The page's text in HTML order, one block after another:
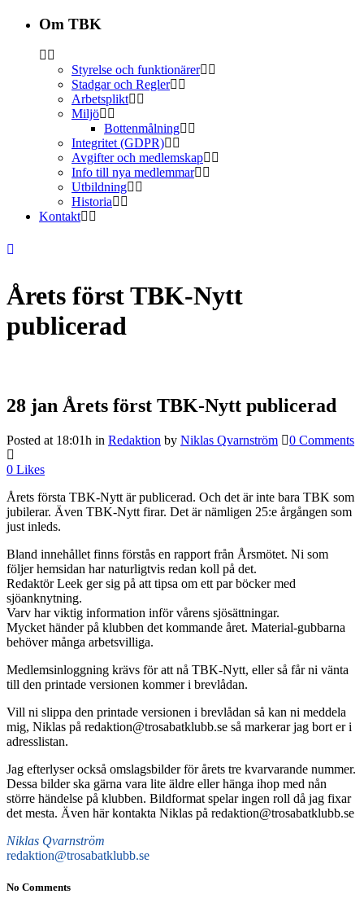
Om TBK
Styrelse och funktionärer
Stadgar och Regler
Arbetsplikt
Miljö
Bottenmålning
Integritet (GDPR)
Avgifter och medlemskap
Info till nya medlemmar
Utbildning
Historia
Kontakt
Årets först TBK-Nytt
publicerad
28 jan Årets först TBK-Nytt publicerad
Posted at 18:01h in Redaktion by Niklas Qvarnström 0 Comments
0 Likes
Årets första TBK-Nytt är publicerad. Och det är inte bara TBK som
jubilerar. Även TBK-Nytt firar. Det är nämligen 25:e årgången som
just inleds.
Bland innehållet finns förstås en rapport från Årsmötet. Ni som
följer hemsidan har naturligtvis redan koll på det.
Redaktör Leek ger sig på att tipsa om ett par böcker med
sjöanknytning.
Varv har viktig information inför vårens sjösättningar.
Mycket händer på klubben det kommande året. Material-gubbarna
behöver många arbetsvilliga.
Medlemsinloggning krävs för att nå TBK-Nytt, eller så får ni vänta
till den printade versionen kommer i brevlådan.
Vill ni slippa den printade versionen i brevlådan så kan ni meddela
mig, Niklas på redaktion@trosabatklubb.se så markerar jag bort er i
adresslistan.
Jag efterlyser också omslagsbilder för årets tre kvarvarande nummer.
Dessa bilder ska gärna vara lite äldre eller hänga ihop med nån
större händelse på klubben. Bildformat spelar ingen roll då jag fixar
det mesta. Även här kontakta Niklas på redaktion@trosabatklubb.se
Niklas Qvarnström
redaktion@trosabatklubb.se
No Comments